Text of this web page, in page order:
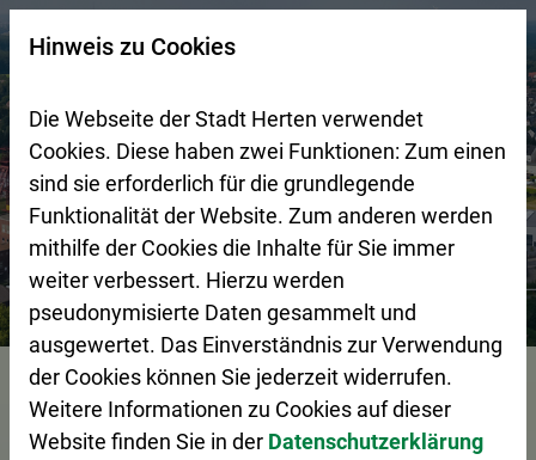
Zur Startseite (Schnelltaste 0)
Zum Seitenanfang springen (Schnelltaste A)
Zur Navigation/Menü springen (Schnelltaste M)
Zur Suche springen (Schnelltaste 8)
Zum Inhalt springen (Schnelltaste I)
Zum Fußbereich springen (Schnelltaste Z)
Stadtgestaltung Wirtschaftsförderung Tag der
Vorlesen
Suchseite mit Schnellsuche
Hinweis zu Cookies
Die Webseite der Stadt Herten verwendet
Cookies. Diese haben zwei Funktionen: Zum einen
sind sie erforderlich für die grundlegende
Funktionalität der Website. Zum anderen werden
mithilfe der Cookies die Inhalte für Sie immer
weiter verbessert. Hierzu werden
pseudonymisierte Daten gesammelt und
ausgewertet. Das Einverständnis zur Verwendung
der Cookies können Sie jederzeit widerrufen.
Weitere Informationen zu Cookies auf dieser
Website finden Sie in der Datenschutzerklärung